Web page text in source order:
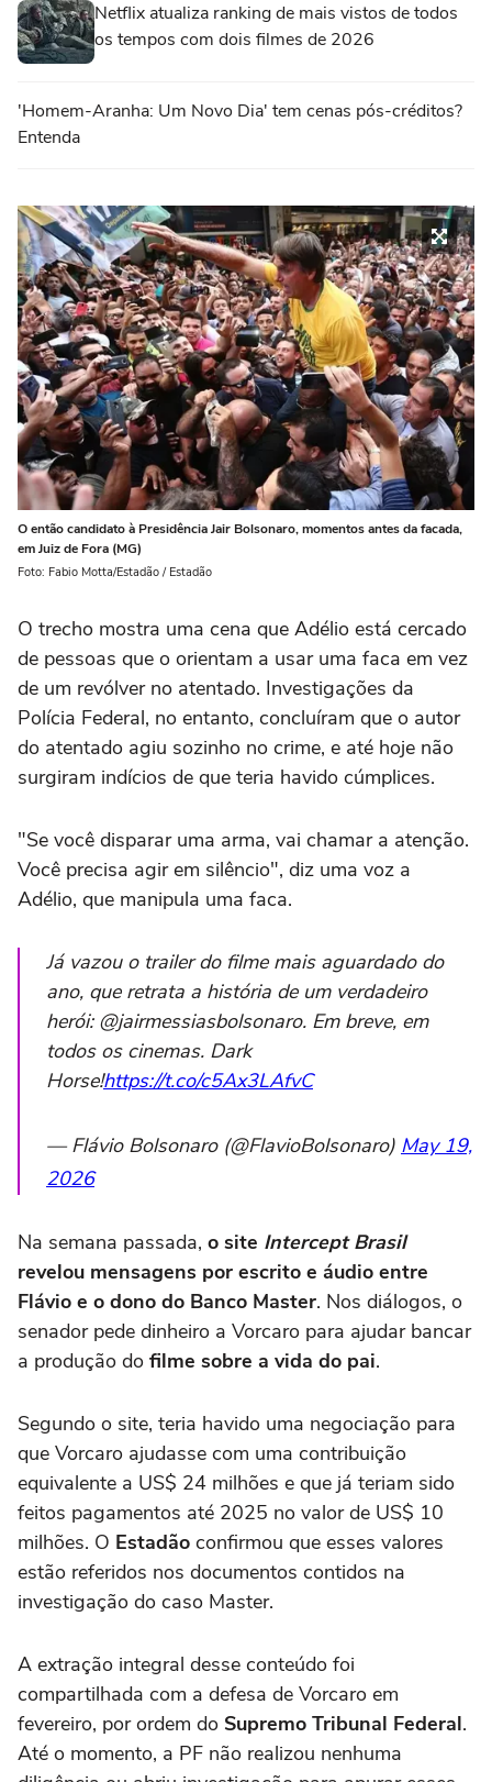
Netflix atualiza ranking de mais vistos de todos
os tempos com dois filmes de 2026
'Homem-Aranha: Um Novo Dia' tem cenas pós-créditos?
Entenda
O então candidato à Presidência Jair Bolsonaro, momentos antes da facada,
em Juiz de Fora (MG)
Foto: Fabio Motta/Estadão / Estadão
O trecho mostra uma cena que Adélio está cercado
de pessoas que o orientam a usar uma faca em vez
de um revólver no atentado. Investigações da
Polícia Federal, no entanto, concluíram que o autor
do atentado agiu sozinho no crime, e até hoje não
surgiram indícios de que teria havido cúmplices.
"Se você disparar uma arma, vai chamar a atenção.
Você precisa agir em silêncio", diz uma voz a
Adélio, que manipula uma faca.
Já vazou o trailer do filme mais aguardado do
ano, que retrata a história de um verdadeiro
herói: @jairmessiasbolsonaro. Em breve, em
todos os cinemas. Dark
Horse!https://t.co/c5Ax3LAfvC
— Flávio Bolsonaro (@FlavioBolsonaro) May 19,
2026
Na semana passada, o site Intercept Brasil
revelou mensagens por escrito e áudio entre
Flávio e o dono do Banco Master. Nos diálogos, o
senador pede dinheiro a Vorcaro para ajudar bancar
a produção do filme sobre a vida do pai.
Segundo o site, teria havido uma negociação para
que Vorcaro ajudasse com uma contribuição
equivalente a US$ 24 milhões e que já teriam sido
feitos pagamentos até 2025 no valor de US$ 10
milhões. O Estadão confirmou que esses valores
estão referidos nos documentos contidos na
investigação do caso Master.
A extração integral desse conteúdo foi
compartilhada com a defesa de Vorcaro em
fevereiro, por ordem do Supremo Tribunal Federal.
Até o momento, a PF não realizou nenhuma